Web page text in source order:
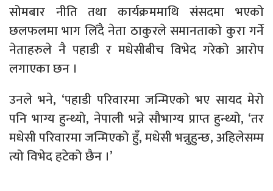
सोमबार नीति तथा कार्यक्रममाथि संसदमा भएको
छलफलमा भाग लिँदै नेता ठाकुरले समानताको कुरा गर्ने
नेताहरुले नै पहाडी र मधेसीबीच विभेद गरेको आरोप
लगाएका छन ।
उनले भने, ‘पहाडी परिवारमा जन्मिएको भए सायद मेरो
पनि भाग्य हुन्थ्यो, नेपाली भन्ने सौभाग्य प्राप्त हुन्थ्यो, ‘तर
मधेसी परिवारमा जन्मिएको हुँ, मधेसी भन्नुहुन्छ, अहिलेसम्म
त्यो विभेद हटेको छैन ।’